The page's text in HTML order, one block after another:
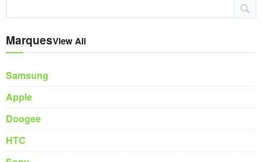
MarquesView All
Samsung
Apple
Doogee
HTC